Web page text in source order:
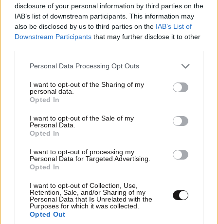
disclosure of your personal information by third parties on the
IAB’s list of downstream participants. This information may
also be disclosed by us to third parties on the IAB’s List of
Downstream Participants that may further disclose it to other
Please note that this website/app uses one or more Google
not limited to your visit or usage behaviour. You may click to
grant or deny consent to Google and its third-party tags to
use your data for below specified purposes in below Google
consent section.
Personal Data Processing Opt Outs
I want to opt-out of the Sharing of my
personal data.
Opted In
I want to opt-out of the Sale of my
Personal Data.
Opted In
I want to opt-out of processing my
Personal Data for Targeted Advertising.
Opted In
I want to opt-out of Collection, Use,
Retention, Sale, and/or Sharing of my
Personal Data that Is Unrelated with the
Purposes for which it was collected.
Opted Out